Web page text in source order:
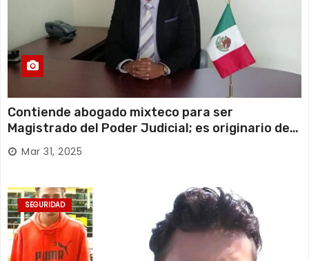
Contiende abogado mixteco para ser
Magistrado del Poder Judicial; es originario de
Huajuapan de León
Mar 31, 2025
SEGURIDAD